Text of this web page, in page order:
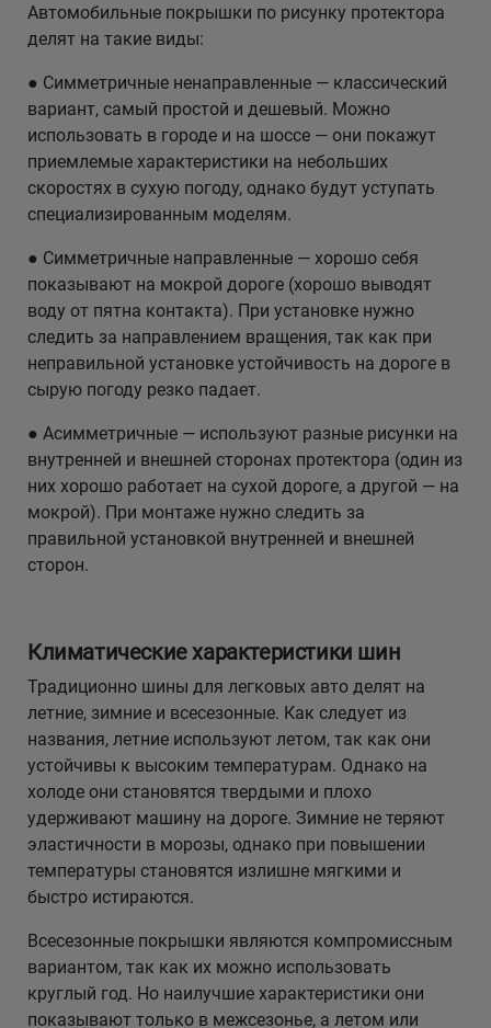
Автомобильные покрышки по рисунку протектора
делят на такие виды:
● Симметричные ненаправленные — классический
вариант, самый простой и дешевый. Можно
использовать в городе и на шоссе — они покажут
приемлемые характеристики на небольших
скоростях в сухую погоду, однако будут уступать
специализированным моделям.
● Симметричные направленные — хорошо себя
показывают на мокрой дороге (хорошо выводят
воду от пятна контакта). При установке нужно
следить за направлением вращения, так как при
неправильной установке устойчивость на дороге в
сырую погоду резко падает.
● Асимметричные — используют разные рисунки на
внутренней и внешней сторонах протектора (один из
них хорошо работает на сухой дороге, а другой — на
мокрой). При монтаже нужно следить за
правильной установкой внутренней и внешней
сторон.
Климатические характеристики шин
Традиционно шины для легковых авто делят на
летние, зимние и всесезонные. Как следует из
названия, летние используют летом, так как они
устойчивы к высоким температурам. Однако на
холоде они становятся твердыми и плохо
удерживают машину на дороге. Зимние не теряют
эластичности в морозы, однако при повышении
температуры становятся излишне мягкими и
быстро истираются.
Всесезонные покрышки являются компромиссным
вариантом, так как их можно использовать
круглый год. Но наилучшие характеристики они
показывают только в межсезонье, а летом или